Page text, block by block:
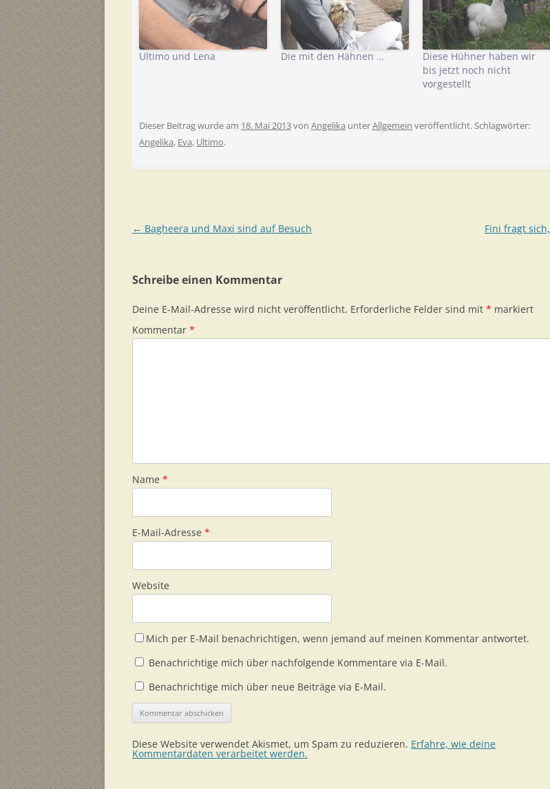
Ultimo und Lena Die mit den Hähnen …
Diese Hühner haben wir
bis jetzt noch nicht
vorgestellt
Dieser Beitrag wurde am 18. Mai 2013von Angelika unterAllgemein veröffentlicht. Schlagwörter:
Angelika, Eva, Ultimo.
Beitragsnavigation
← Bagheera und Maxi sind auf Besuch Fini fragt sich,
Schreibe einen Kommentar
Deine E-Mail-Adresse wird nicht veröffentlicht. Erforderliche Felder sind mit * markiert
Kommentar *
Name *
E-Mail-Adresse *
Website
Mich per E-Mail benachrichtigen, wenn jemand auf meinen Kommentar antwortet.
Benachrichtige mich über nachfolgende Kommentare via E-Mail.
Benachrichtige mich über neue Beiträge via E-Mail.
Diese Website verwendet Akismet, um Spam zu reduzieren. Erfahre, wie deine
Kommentardaten verarbeitet werden.